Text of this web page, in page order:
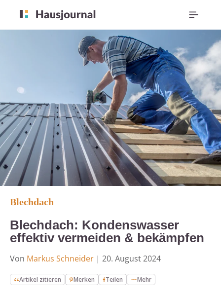
Blechdach
Blechdach: Kondenswasser
effektiv vermeiden & bekämpfen
Von Markus Schneider | 20. August 2024
Artikel zitieren Merken Teilen Mehr